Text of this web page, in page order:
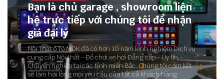
Bạn là chủ garage , showroom liện
hệ trực tiếp với chúng tôi để nhận
giá đại lý
Nội Thất ô Tô MDK đã có hơn 10 năm kinh nghiệm Dịch vụ
cung cấp Nội thất - Đồ chơi xe hơi Đẳng cấp - Uy tín -
Chuyên nghiệp tại các tỉnh miền Bắc. Chúng tôi cam kết
sẽ làm hài lòng mọi yêu cầu của tất cả khách hàng.